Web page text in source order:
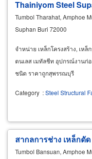
Thainiyom Steel
Tumbol Tharahat, Amphoe
Suphan Buri 72000
จำหน่าย เหล็กโครงสร้าง, เห
ตนเลส เมทัลชีท อุปกรณ์งานก่
ชนิด ราคาถูกสุพรรณบุรี
Category :Steel Structural
สากลการช่าง เหล็กดัด
Tumbol Bansuan, Amphoe